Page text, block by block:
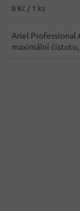
Měrná
8 Kč / 1 ks
Ariel Professional
maximální